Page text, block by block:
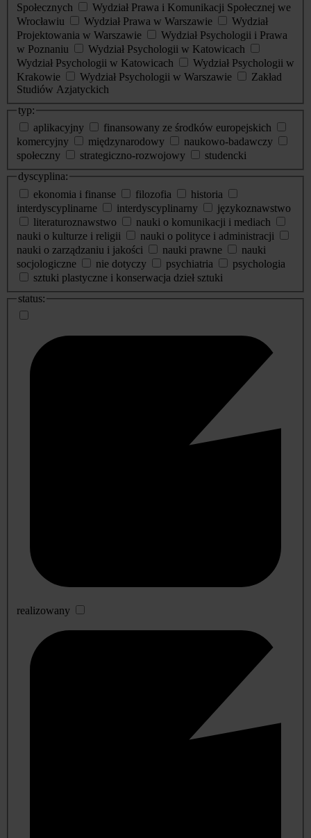
Społecznych
Wydział Prawa i Komunikacji Społecznej we
Wrocławiu
Wydział Prawa w Warszawie
Wydział
Projektowania w Warszawie
Wydział Psychologii i Prawa
w Poznaniu
Wydział Psychologii w Katowicach
Wydział Psychologii w Katowicach
Wydział Psychologii w
Krakowie
Wydział Psychologii w Warszawie
Zakład
Studiów Azjatyckich
typ:
aplikacyjny
finansowany ze środków europejskich
komercyjny
międzynarodowy
naukowo-badawczy
społeczny
strategiczno-rozwojowy
studencki
dyscyplina:
ekonomia i finanse
filozofia
historia
interdyscyplinarne
interdyscyplinarny
językoznawstwo
literaturoznawstwo
nauki o komunikacji i mediach
nauki o kulturze i religii
nauki o polityce i administracji
nauki o zarządzaniu i jakości
nauki prawne
nauki
socjologiczne
nie dotyczy psychiatria
psychologia
sztuki plastyczne i konserwacja dzieł sztuki
status:
realizowany